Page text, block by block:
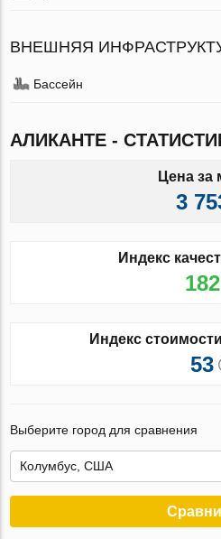
ВНЕШНЯЯ
Бассейн
АЛИКАНТЕ -
Цена за
3
Индекс
182
Индекс
53
Выберите город для сравнения